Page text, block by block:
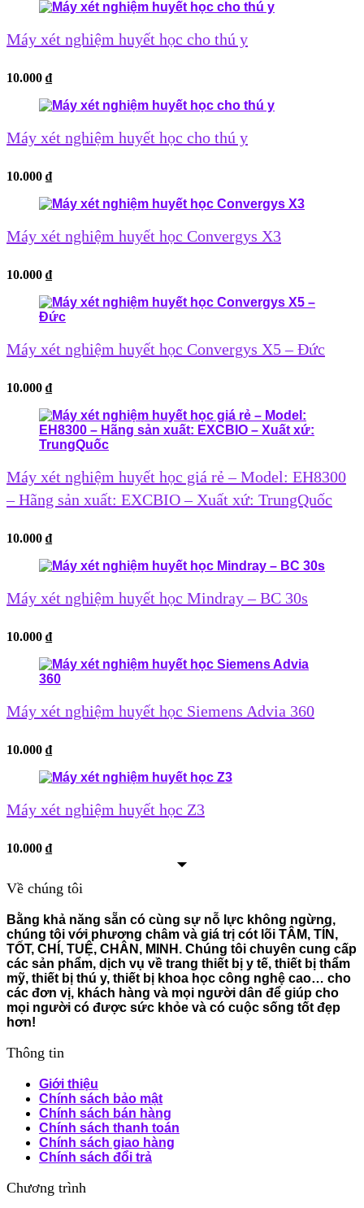
Máy xét nghiệm huyết học cho thú y
10.000 ₫
Máy xét nghiệm huyết học cho thú y
10.000 ₫
Máy xét nghiệm huyết học Convergys X3
10.000 ₫
Máy xét nghiệm huyết học Convergys X5 – Đức
10.000 ₫
Máy xét nghiệm huyết học giá rẻ – Model: EH8300
– Hãng sản xuất: EXCBIO – Xuất xứ: TrungQuốc
10.000 ₫
Máy xét nghiệm huyết học Mindray – BC 30s
10.000 ₫
Máy xét nghiệm huyết học Siemens Advia 360
10.000 ₫
Máy xét nghiệm huyết học Z3
10.000 ₫
Về chúng tôi
Bằng khả năng sẵn có cùng sự nỗ lực không ngừng,
chúng tôi với phương châm và giá trị cót lõi TÂM, TÍN,
TỐT, CHÍ, TUỆ, CHÂN, MINH. Chúng tôi chuyên cung cấp
các sản phẩm, dịch vụ về trang thiết bị y tế, thiết bị thẩm
mỹ, thiết bị thú y, thiết bị khoa học công nghệ cao… cho
các đơn vị, khách hàng và mọi người dân để giúp cho
mọi người có được sức khỏe và có cuộc sống tốt đẹp
hơn!
Thông tin
Giới thiệu
Chính sách bảo mật
Chính sách bán hàng
Chính sách thanh toán
Chính sách giao hàng
Chính sách đổi trả
Chương trình